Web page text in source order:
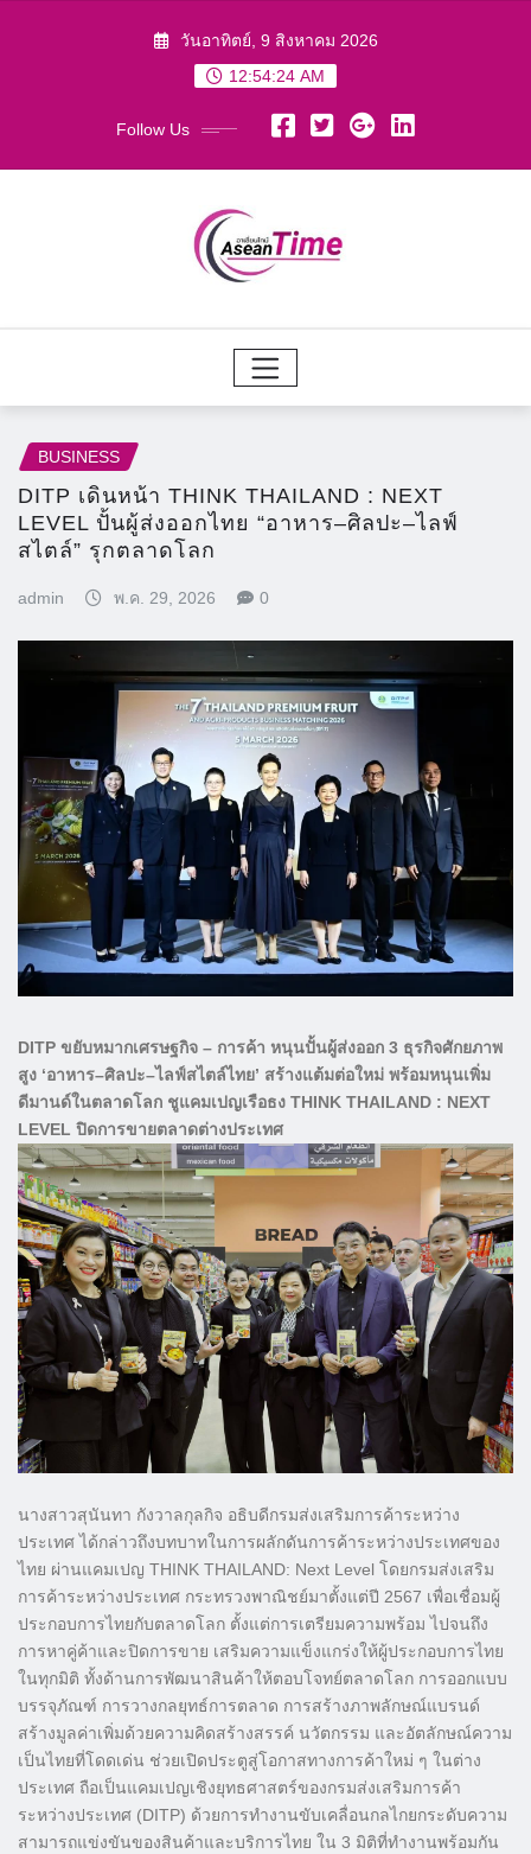
วันอาทิตย์, 9 สิงหาคม 2026
12:54:26 AM
Follow Us
BUSINESS
DITP เดินหน้า THINK THAILAND : NEXT
LEVEL ปั้นผู้ส่งออกไทย “อาหาร–ศิลปะ–ไลฟ์
สไตล์” รุกตลาดโลก
admin พ.ค. 29, 2026 0
DITP ขยับหมากเศรษฐกิจ – การค้า หนุนปั้นผู้ส่งออก 3 ธุรกิจศักยภาพ
สูง ‘อาหาร–ศิลปะ–ไลฟ์สไตล์ไทย’ สร้างแต้มต่อใหม่ พร้อมหนุนเพิ่ม
ดีมานด์ในตลาดโลก ชูแคมเปญเรือธง THINK THAILAND : NEXT
LEVEL ปิดการขายตลาดต่างประเทศ
นางสาวสุนันทา กังวาลกุลกิจ อธิบดีกรมส่งเสริมการค้าระหว่าง
ประเทศ ได้กล่าวถึงบทบาทในการผลักดันการค้าระหว่างประเทศของ
ไทย ผ่านแคมเปญ THINK THAILAND: Next Level โดยกรมส่งเสริม
การค้าระหว่างประเทศ กระทรวงพาณิชย์มาตั้งแต่ปี 2567 เพื่อเชื่อมผู้
ประกอบการไทยกับตลาดโลก ตั้งแต่การเตรียมความพร้อม ไปจนถึง
การหาคู่ค้าและปิดการขาย เสริมความแข็งแกร่งให้ผู้ประกอบการไทย
ในทุกมิติ ทั้งด้านการพัฒนาสินค้าให้ตอบโจทย์ตลาดโลก การออกแบบ
บรรจุภัณฑ์ การวางกลยุทธ์การตลาด การสร้างภาพลักษณ์แบรนด์
สร้างมูลค่าเพิ่มด้วยความคิดสร้างสรรค์ นวัตกรรม และอัตลักษณ์ความ
เป็นไทยที่โดดเด่น ช่วยเปิดประตูสู่โอกาสทางการค้าใหม่ ๆ ในต่าง
ประเทศ ถือเป็นแคมเปญเชิงยุทธศาสตร์ของกรมส่งเสริมการค้า
ระหว่างประเทศ (DITP) ด้วยการทำงานขับเคลื่อนกลไกยกระดับความ
สามารถแข่งขันของสินค้าและบริการไทย ใน 3 มิติที่ทำงานพร้อมกัน